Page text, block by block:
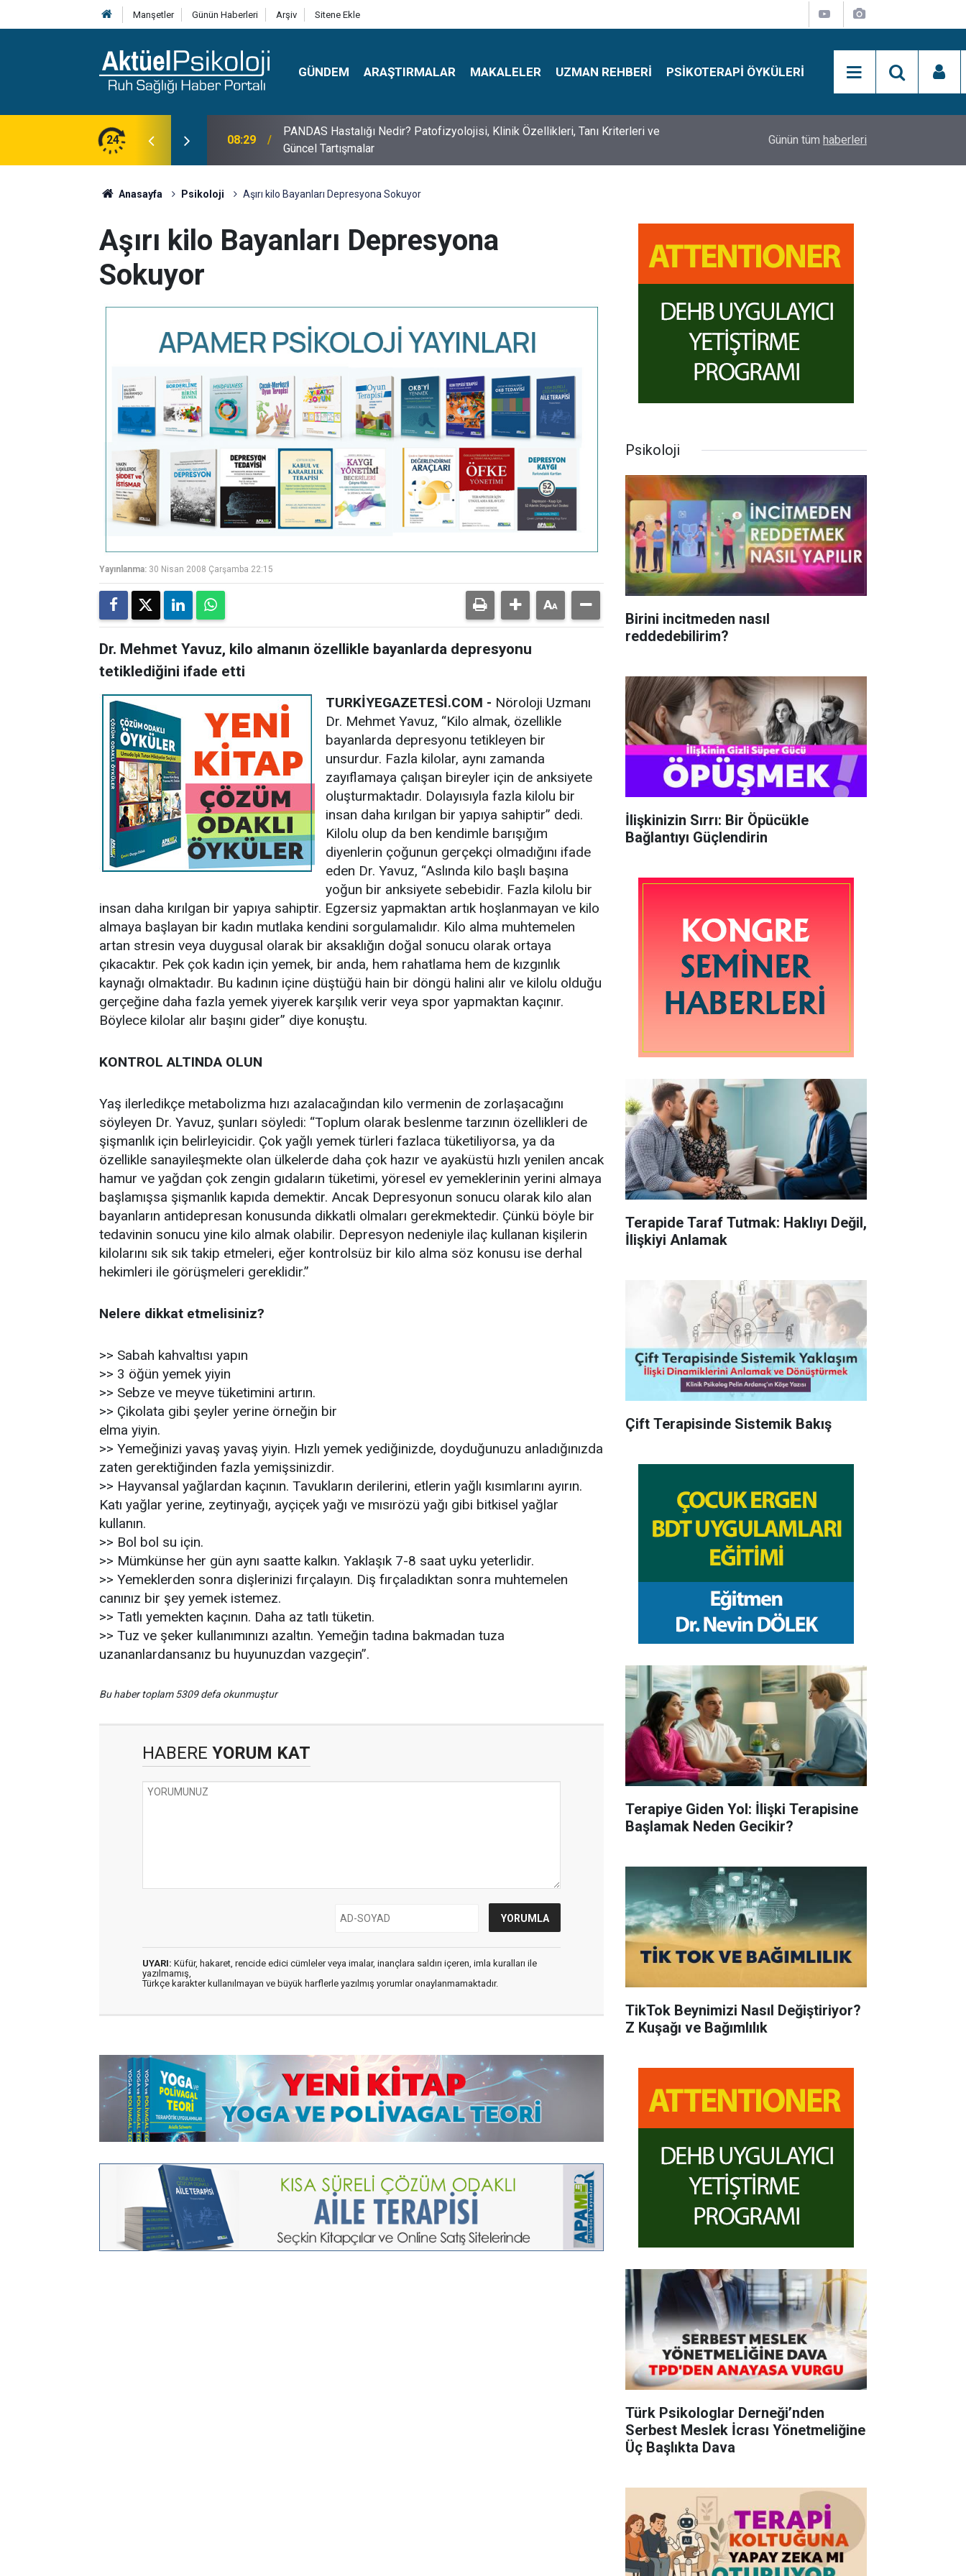
Manşetler Günün Haberleri Arşiv Sitene Ekle
GÜNDEM ARAŞTIRMALAR MAKALELER UZMAN REHBERI PSIKOTERAPI ÖYKÜLERI
24
Klinik Özellikleri, Tanı Kriterleri ve
10:30 10 Mayıs Psikologlar Günü Nasıl Ortaya Çıktı? 10 Mayıs Tarihinin Hikayesi Simon Says Dikkat Programı Nedir?
Günün tüm haberleri
Anasayfa Psikoloji Aşırı kilo Bayanları Depresyona Sokuyor
Aşırı kilo Bayanları Depresyona
Sokuyor
Yayınlanma: 30 Nisan 2008 Çarşamba 22:15
Dr. Mehmet Yavuz, kilo almanın özellikle bayanlarda depresyonu
tetiklediğini ifade etti
TURKİYEGAZETESİ.COM - Nöroloji Uzmanı
Dr. Mehmet Yavuz, “Kilo almak, özellikle
bayanlarda depresyonu tetikleyen bir
unsurdur. Fazla kilolar, aynı zamanda
zayıflamaya çalışan bireyler için de anksiyete
oluşturmaktadır. Dolayısıyla fazla kilolu bir
insan daha kırılgan bir yapıya sahiptir” dedi.
Kilolu olup da ben kendimle barışığım
diyenlerin çoğunun gerçekçi olmadığını ifade
eden Dr. Yavuz, “Aslında kilo başlı başına
yoğun bir anksiyete sebebidir. Fazla kilolu bir
insan daha kırılgan bir yapıya sahiptir. Egzersiz yapmaktan artık hoşlanmayan ve kilo
almaya başlayan bir kadın mutlaka kendini sorgulamalıdır. Kilo alma muhtemelen
artan stresin veya duygusal olarak bir aksaklığın doğal sonucu olarak ortaya
çıkacaktır. Pek çok kadın için yemek, bir anda, hem rahatlama hem de kızgınlık
kaynağı olmaktadır. Bu kadının içine düştüğü hain bir döngü halini alır ve kilolu olduğu
gerçeğine daha fazla yemek yiyerek karşılık verir veya spor yapmaktan kaçınır.
Böylece kilolar alır başını gider” diye konuştu.
KONTROL ALTINDA OLUN
Yaş ilerledikçe metabolizma hızı azalacağından kilo vermenin de zorlaşacağını
söyleyen Dr. Yavuz, şunları söyledi: “Toplum olarak beslenme tarzının özellikleri de
şişmanlık için belirleyicidir. Çok yağlı yemek türleri fazlaca tüketiliyorsa, ya da
özellikle sanayileşmekte olan ülkelerde daha çok hazır ve ayaküstü hızlı yenilen ancak
hamur ve yağdan çok zengin gıdaların tüketimi, yöresel ev yemeklerinin yerini almaya
başlamışsa şişmanlık kapıda demektir. Ancak Depresyonun sonucu olarak kilo alan
bayanların antidepresan konusunda dikkatli olmaları gerekmektedir. Çünkü böyle bir
tedavinin sonucu yine kilo almak olabilir. Depresyon nedeniyle ilaç kullanan kişilerin
kilolarını sık sık takip etmeleri, eğer kontrolsüz bir kilo alma söz konusu ise derhal
hekimleri ile görüşmeleri gereklidir.”
Nelere dikkat etmelisiniz?
>> Sabah kahvaltısı yapın
>> 3 öğün yemek yiyin
>> Sebze ve meyve tüketimini artırın.
>> Çikolata gibi şeyler yerine örneğin bir
elma yiyin.
>> Yemeğinizi yavaş yavaş yiyin. Hızlı yemek yediğinizde, doyduğunuzu anladığınızda
zaten gerektiğinden fazla yemişsinizdir.
>> Hayvansal yağlardan kaçının. Tavukların derilerini, etlerin yağlı kısımlarını ayırın.
Katı yağlar yerine, zeytinyağı, ayçiçek yağı ve mısırözü yağı gibi bitkisel yağlar
kullanın.
>> Bol bol su için.
>> Mümkünse her gün aynı saatte kalkın. Yaklaşık 7-8 saat uyku yeterlidir.
>> Yemeklerden sonra dişlerinizi fırçalayın. Diş fırçaladıktan sonra muhtemelen
canınız bir şey yemek istemez.
>> Tatlı yemekten kaçının. Daha az tatlı tüketin.
>> Tuz ve şeker kullanımınızı azaltın. Yemeğin tadına bakmadan tuza
uzananlardansanız bu huyunuzdan vazgeçin”.
Bu haber toplam 5309 defa okunmuştur
HABERE YORUM KAT
UYARI: Küfür, hakaret, rencide edici cümleler veya imalar, inançlara saldırı içeren, imla kuralları ile
yazılmamış,
Türkçe karakter kullanılmayan ve büyük harflerle yazılmış yorumlar onaylanmamaktadır.
Psikoloji
Birini incitmeden nasıl
reddedebilirim?
İlişkinizin Sırrı: Bir Öpücükle
Bağlantıyı Güçlendirin
Terapide Taraf Tutmak: Haklıyı Değil,
İlişkiyi Anlamak
Çift Terapisinde Sistemik Bakış
Terapiye Giden Yol: İlişki Terapisine
Başlamak Neden Gecikir?
TikTok Beynimizi Nasıl Değiştiriyor?
Z Kuşağı ve Bağımlılık
Türk Psikologlar Derneği’nden
Serbest Meslek İcrası Yönetmeliğine
Üç Başlıkta Dava